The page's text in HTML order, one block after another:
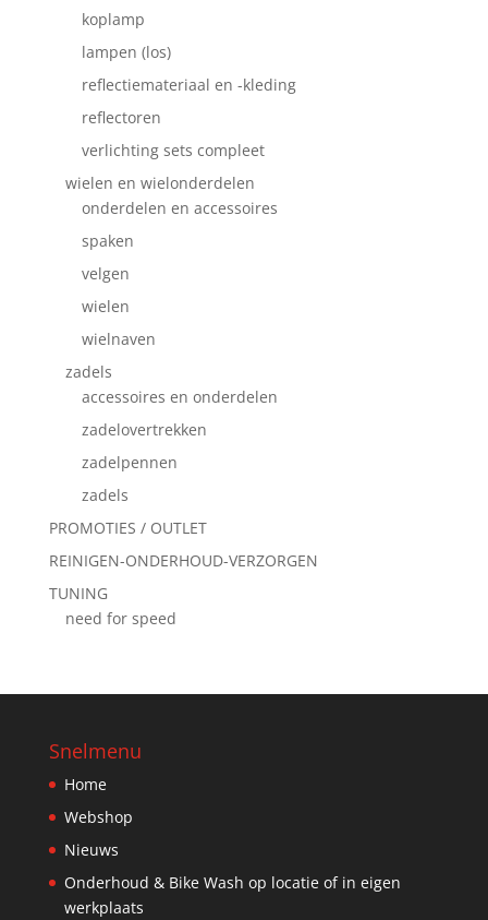
koplamp
lampen (los)
reflectiemateriaal en -kleding
reflectoren
verlichting sets compleet
wielen en wielonderdelen
onderdelen en accessoires
spaken
velgen
wielen
wielnaven
zadels
accessoires en onderdelen
zadelovertrekken
zadelpennen
zadels
PROMOTIES / OUTLET
REINIGEN-ONDERHOUD-VERZORGEN
TUNING
need for speed
Snelmenu
Home
Webshop
Nieuws
Onderhoud & Bike Wash op locatie of in eigen
werkplaats